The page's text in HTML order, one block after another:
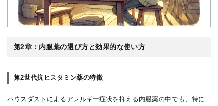
第2章：内服薬の選び方と効果的な使い方
第2世代抗ヒスタミン薬の特徴
ハウスダストによるアレルギー症状を抑える内服薬の中でも、特に